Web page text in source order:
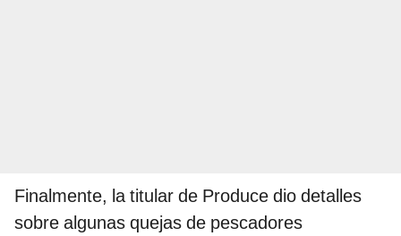
Finalmente, la titular de Produce dio detalles
sobre algunas quejas de pescadores